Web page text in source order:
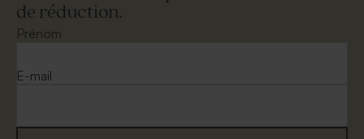
de réduction.
Prénom
E-mail